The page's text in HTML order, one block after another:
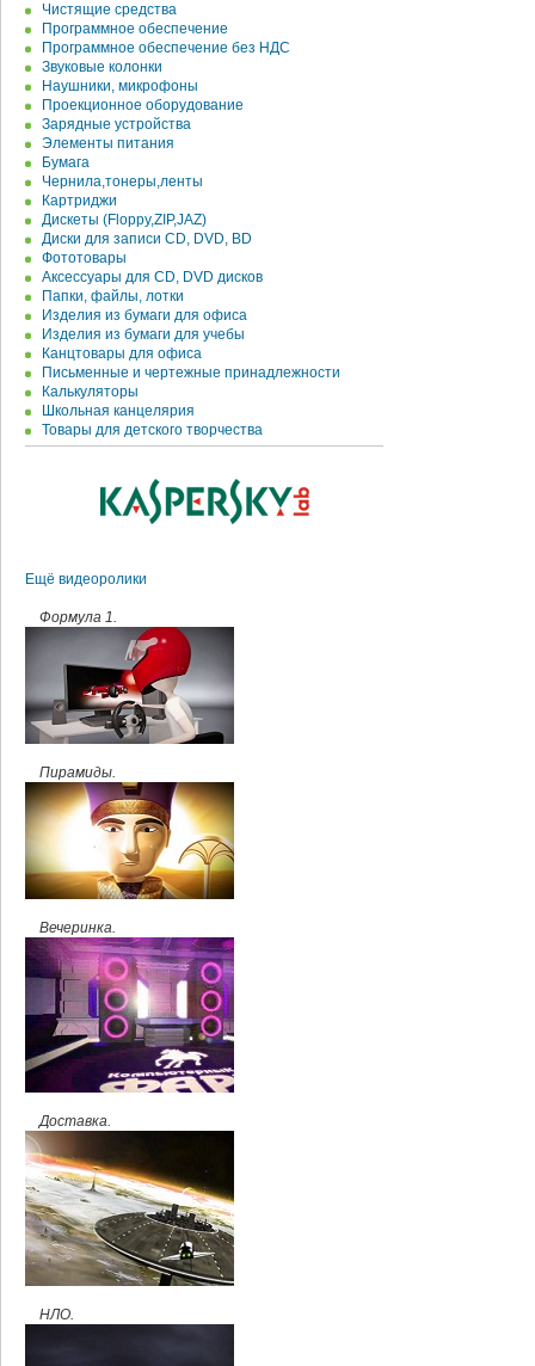
Чистящие средства
Программное обеспечение
Программное обеспечение без НДС
Звуковые колонки
Наушники, микрофоны
Проекционное оборудование
Зарядные устройства
Элементы питания
Бумага
Чернила,тонеры,ленты
Картриджи
Дискеты (Floppy,ZIP,JAZ)
Диски для записи CD, DVD, BD
Фототовары
Аксессуары для CD, DVD дисков
Папки, файлы, лотки
Изделия из бумаги для офиса
Изделия из бумаги для учебы
Канцтовары для офиса
Письменные и чертежные принадлежности
Калькуляторы
Школьная канцелярия
Товары для детского творчества
Ещё видеоролики
Формула 1.
Пирамиды.
Вечеринка.
Доставка.
НЛО.